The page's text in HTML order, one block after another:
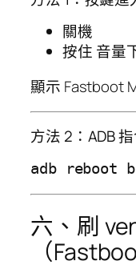
關機
按住 音量
顯示 Fastboot
方法 2：ADB
六、刷
（